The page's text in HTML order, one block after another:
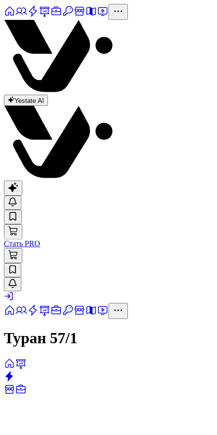
Yestate AI
Стать PRO
Туран 57/1